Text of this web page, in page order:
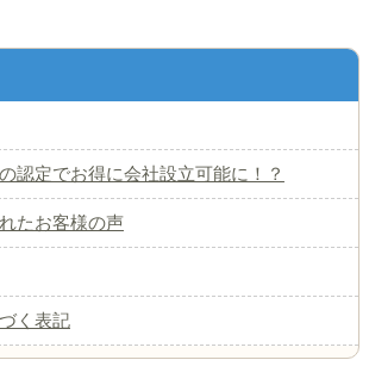
認定でお得に会社設立可能に！？
たお客様の声
く表記